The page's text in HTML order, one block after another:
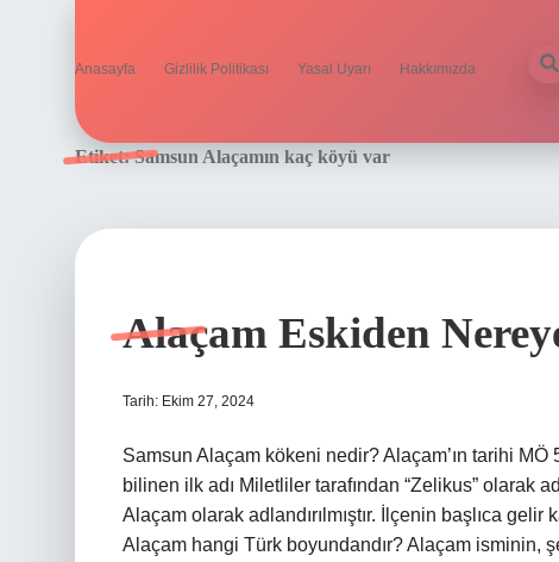
Anasayfa Gizlilik Politikası Yasal Uyarı Hakkımızda
Etiket:Samsun Alaçamın kaç köyü var
Alaçam Eskiden
Tarih: Ekim 27, 2024
Samsun Alaçam kökeni nedir? Alaçam’ın tarihi MÖ
bilinen ilk adı Miletliler tarafından “Zelikus” olarak
Alaçam olarak adlandırılmıştır. İlçenin başlıca gelir
Alaçam hangi Türk boyundandır? Alaçam isminin,